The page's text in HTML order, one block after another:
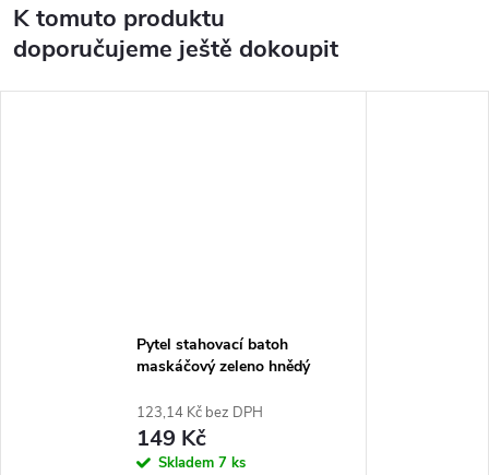
K tomuto produktu
doporučujeme ještě dokoupit
Pytel stahovací batoh
maskáčový zeleno hnědý
123,14 Kč bez DPH
149 Kč
Skladem 7 ks